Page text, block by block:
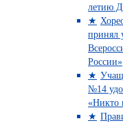
летию
принял
России»
№14
«Никто